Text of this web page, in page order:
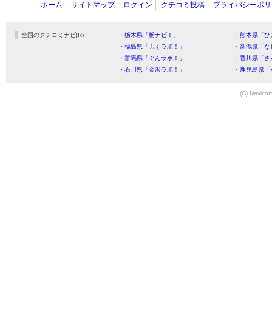
ホーム サイトマップ ログイン クチコミ投稿 プライバシーポ
全国のクチコミナビ(R) ・栃木県「栃ナビ！」
・熊本県「
・福島県「ふくラボ！」
・新潟県「
・群馬県「ぐんラボ！」
・香川県「
・石川県「金沢ラボ！」
・鹿児島県
(C)